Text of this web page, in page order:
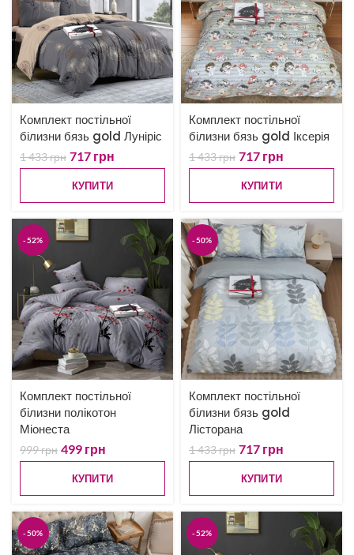
Комплект постільної
білизни бязь gold Луніріс
1 433грн 717 грн
КУПИТИ
Комплект постільної
білизни бязь gold Іксерія
1 433грн 717 грн
КУПИТИ
-52%
Комплект постільної
білизни полікотон
Міонеста
999грн 499 грн
КУПИТИ
-50%
Комплект постільної
білизни бязь gold
Лісторана
1 433грн 717 грн
КУПИТИ
-50% -52%